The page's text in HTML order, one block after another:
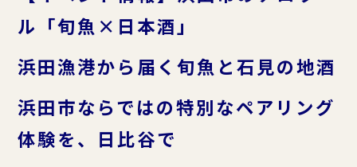
ル「旬魚×日本酒」
浜田漁港から届く旬魚と石見の地酒
浜田市ならではの特別なペアリング
体験を、日比谷で